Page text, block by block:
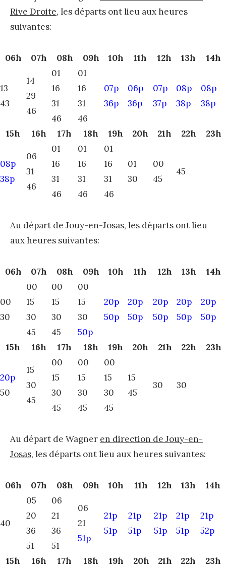
Rive Droite, les départs ont lieu aux heures
suivantes:
06h 07h 08h 09h 10h 11h 12h 13h 14h
13
43
14
29
46
01
16
31
46
01
16
31
46
07p
36p
06p
36p
07p
37p
08p
38p
08p
38p
15h 16h 17h 18h 19h 20h 21h 22h 23h
08p
38p
06
31
46
01
16
31
46
01
16
31
46
01
16
31
46
01
30
00
45
45
Au départ de Jouy-en-Josas, les départs ont lieu
aux heures suivantes:
06h 07h 08h 09h 10h 11h 12h 13h 14h
00
30
00
15
30
45
00
15
30
45
00
15
30
50p
20p
50p
20p
50p
20p
50p
20p
50p
20p
50p
15h 16h 17h 18h 19h 20h 21h 22h 23h
20p
50
15
30
45
00
15
30
45
00
15
30
45
00
15
30
45
15
45
30 30
Au départ de Wagner en direction de Jouy-en-
Josas, les départs ont lieu aux heures suivantes:
06h 07h 08h 09h 10h 11h 12h 13h 14h
40
05
20
36
51
06
21
36
51
06
21
51p
21p
51p
21p
51p
21p
51p
21p
51p
21p
52p
15h 16h 17h 18h 19h 20h 21h 22h 23h